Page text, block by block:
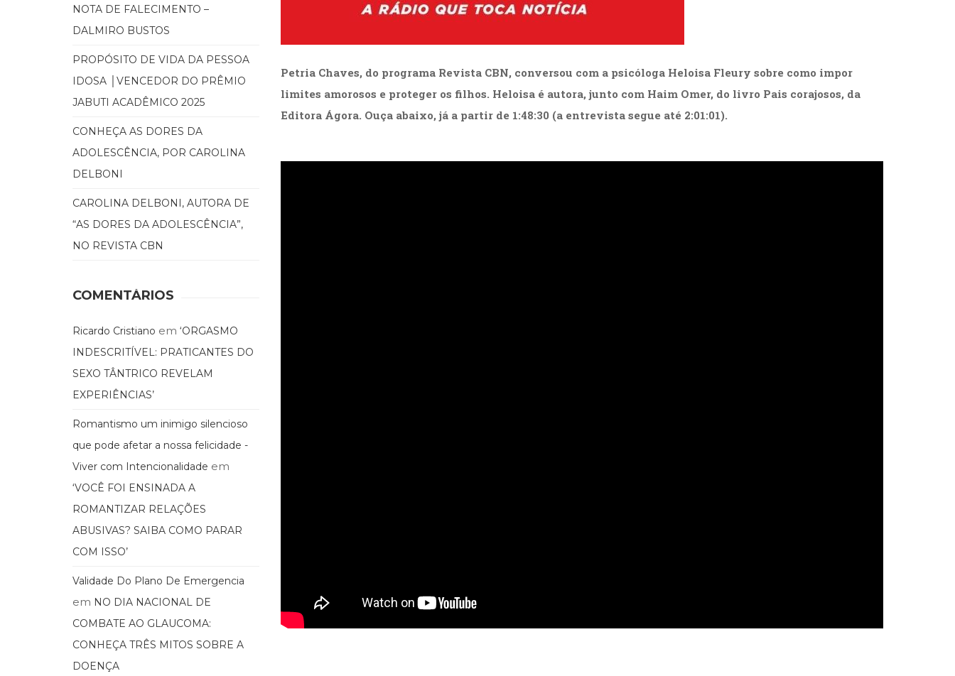
Petria Chaves, do programa Revista CBN, conversou com a psicóloga Heloisa Fleury sobre como impor
limites amorosos e proteger os filhos. Heloisa é autora, junto com Haim Omer, do livro Pais corajosos, da
Editora Ágora. Ouça abaixo, já a partir de 1:48:30 (a entrevista segue até 2:01:01).
NOTA DE FALECIMENTO –
DALMIRO BUSTOS
PROPÓSITO DE VIDA DA PESSOA
IDOSA │VENCEDOR DO PRÊMIO
JABUTI ACADÊMICO 2025
CONHEÇA AS DORES DA
ADOLESCÊNCIA, POR CAROLINA
DELBONI
CAROLINA DELBONI, AUTORA DE
“AS DORES DA ADOLESCÊNCIA”,
NO REVISTA CBN
COMENTÁRIOS
Ricardo Cristiano em ‘ORGASMO
INDESCRITÍVEL: PRATICANTES DO
SEXO TÂNTRICO REVELAM
EXPERIÊNCIAS’
Romantismo um inimigo silencioso
que pode afetar a nossa felicidade -
Viver com Intencionalidade em
‘VOCÊ FOI ENSINADA A
ROMANTIZAR RELAÇÕES
ABUSIVAS? SAIBA COMO PARAR
COM ISSO’
Validade Do Plano De Emergencia
em NO DIA NACIONAL DE
COMBATE AO GLAUCOMA:
CONHEÇA TRÊS MITOS SOBRE A
DOENÇA